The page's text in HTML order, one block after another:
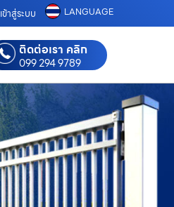
เข้าสู่ระบบ LANGUAGE
ติดต่อเรา คลิก
099 294 9789